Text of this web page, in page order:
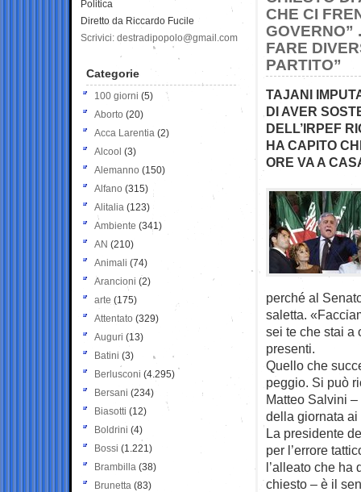
CHE CI
GOVERNO”
FARE
PARTITO”
TAJANI
DI AVER
DELL’IRPEF
HA CAPITO
ORE VA A
perché al
saletta.
sei te che stai a
presenti.
Quello che
peggio. Si può
Matteo Salvini
della giornata
La presidente
per l’errore
l’alleato che ha
chiesto – è il
Politica
Diretto da Riccardo Fucile
Scrivici: destradipopolo@gmail.com
Categorie
100 giorni (5)
Aborto (20)
Acca Larentia (2)
Alcool (3)
Alemanno (150)
Alfano (315)
Alitalia (123)
Ambiente (341)
AN (210)
Animali (74)
Arancioni (2)
arte (175)
Attentato (329)
Auguri (13)
Batini (3)
Berlusconi (4.295)
Bersani (234)
Biasotti (12)
Boldrini (4)
Bossi (1.221)
Brambilla (38)
Brunetta (83)